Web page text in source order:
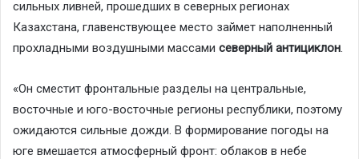
сильных ливней, прошедших в северных регионах
Казахстана, главенствующее место займет наполненный
прохладными воздушными массами северный антициклон.
«Он сместит фронтальные разделы на центральные,
восточные и юго-восточные регионы республики, поэтому
ожидаются сильные дожди. В формирование погоды на
юге вмешается атмосферный фронт: облаков в небе